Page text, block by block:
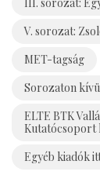
III. sorozat:
V. sorozat:
MET-tagság
Sorozaton
ELTE BTK
Kutatócsoport
Egyéb kiadók